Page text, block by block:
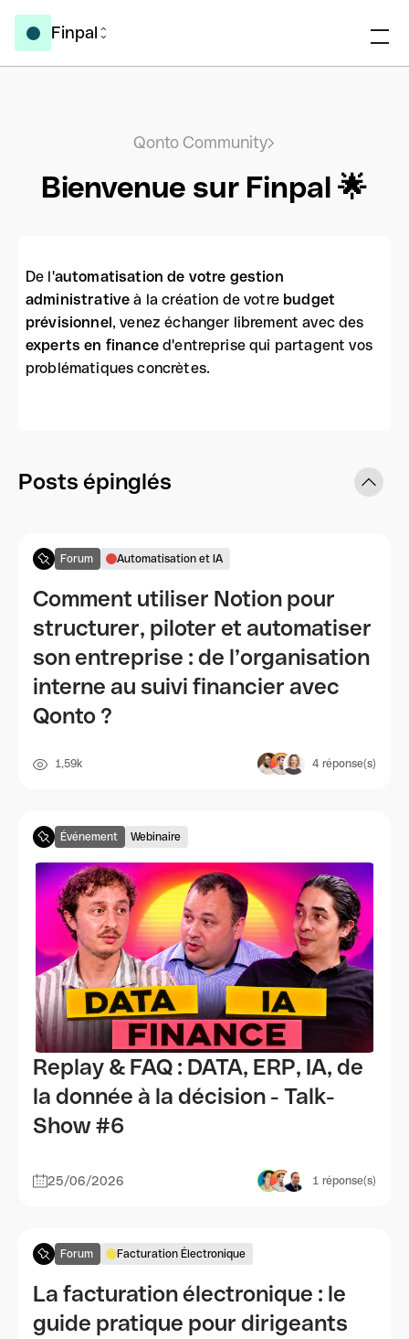
Finpal
Qonto Community
Bienvenue sur Finpal 🌟
De l'automatisation de votre gestion
administrative à la création de votre budget
prévisionnel, venez échanger librement avec des
experts en financed'entreprise qui partagent vos
problématiques concrètes.
Posts épinglés
Forum Automatisation et IA
Comment utiliser Notion pour
structurer, piloter et automatiser
son entreprise : de l’organisation
interne au suivi financier avec
Qonto ?
1,59k 4 réponse(s)
Événement Webinaire
Replay & FAQ : DATA, ERP, IA, de
la donnée à la décision - Talk-
Show #6
25/06/2026 1 réponse(s)
Forum Facturation Électronique
La facturation électronique : le
guide pratique pour dirigeants